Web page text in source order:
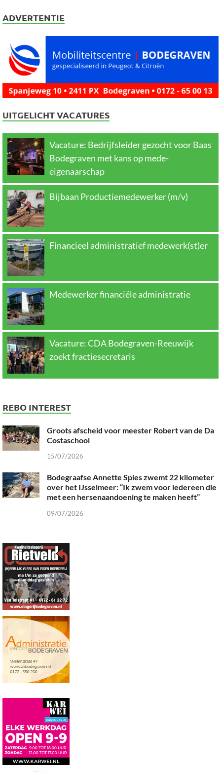
ADVERTENTIE
UITGELICHT VACATURES
Vacature: Bedrijfsleider gezocht voor Baas
Bodegraven met kans op mede-
eigenaarschap
Bijbaan Productiemedewerker (m/v)
Financieel administratief medewerk(st)er
Medewerker financiële administratie
Vacature: CDA Bodegraven-Reeuwijk
zoekt fractiesecretaris
REBO INTEREST
Groots afscheid voor meester Robert van de Da
Costaschool
15/07/2026
Bodegraafse Annette Spies zwemt 22 kilometer
over het IJsselmeer: “Ik zwem voor iedereen die
met een hersenaandoening te maken heeft”
09/07/2026